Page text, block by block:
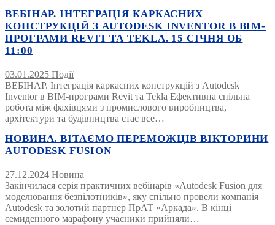
ВЕБІНАР. ІНТЕГРАЦІЯ КАРКАСНИХ
КОНСТРУКЦІЙ З AUTODESK INVENTOR В BIM-
ПРОГРАМИ REVIT ТА TEKLA. 15 СІЧНЯ ОБ
11:00
03.01.2025 Події
ВЕБІНАР. Інтеграція каркасних конструкцій з Autodesk
Inventor в BIM-програми Revit та Tekla Ефективна спільна
робота між фахівцями з промислового виробництва,
архітектури та будівництва стає все…
НОВИНА. ВІТАЄМО ПЕРЕМОЖЦІВ ВІКТОРИНИ
AUTODESK FUSION
27.12.2024 Новина
Закінчилася серія практичних вебінарів «Autodesk Fusion для
моделювання безпілотників», яку спільно провели компанія
Autodesk та золотий партнер ПрАТ «Аркада». В кінці
семиденного марафону учасники прийняли…